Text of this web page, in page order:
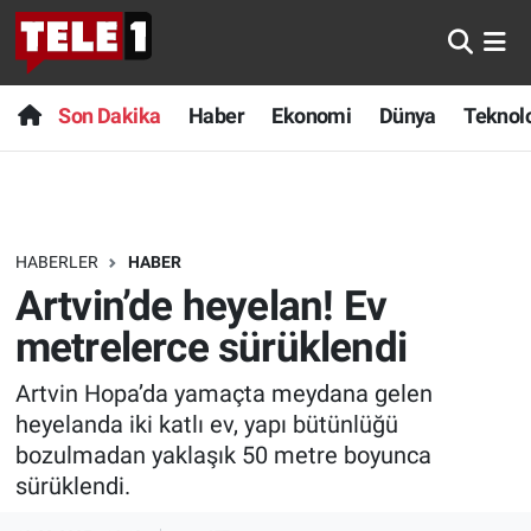
Son Dakika Haber Ekonomi Dünya
HABERLER HABER
Artvin’de heyelan! Ev
metrelerce sürüklendi
Artvin Hopa’da yamaçta meydana gelen
heyelanda iki katlı ev, yapı bütünlüğü
bozulmadan yaklaşık 50 metre boyunca
sürüklendi.
Anında Manşet
Başka Sohbetler
Bilim turu
Bilim ve Teknoloji Evreni
Doğa Konuşuyor
Dünya
Son Dakika
Haber
Dünya
Teknoloji
Sağlık
Spor
Nöbetçi Eczaneler
Hava Durumu
Trafik Durumu
Süper Lig Puan Durumu ve Fikstür
Tüm Manşetler
Son Dakika Haberleri